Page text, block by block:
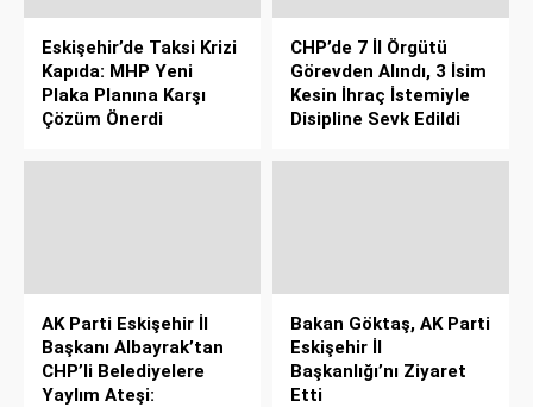
Eskişehir’de Taksi Krizi
Kapıda: MHP Yeni
Plaka Planına Karşı
Çözüm Önerdi
CHP’de 7 İl Örgütü
Görevden Alındı, 3 İsim
Kesin İhraç İstemiyle
Disipline Sevk Edildi
AK Parti Eskişehir İl
Başkanı Albayrak’tan
CHP’li Belediyelere
Yaylım Ateşi:
Bakan Göktaş, AK Parti
Eskişehir İl
Başkanlığı’nı Ziyaret
Etti